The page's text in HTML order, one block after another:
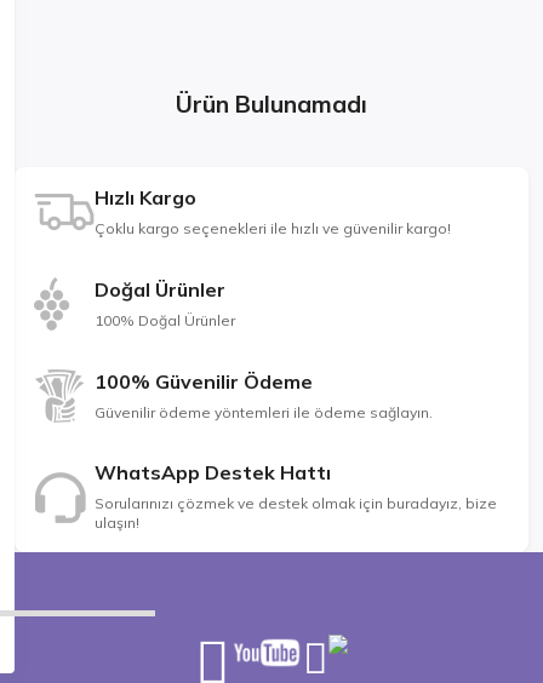
Ürün Bulunamadı
Hızlı Kargo
Çoklu kargo seçenekleri ile hızlı ve güvenilir kargo!
Doğal Ürünler
100% Doğal Ürünler
100% Güvenilir Ödeme
Güvenilir ödeme yöntemleri ile ödeme sağlayın.
WhatsApp Destek Hattı
Sorularınızı çözmek ve destek olmak için buradayız, bize
ulaşın!